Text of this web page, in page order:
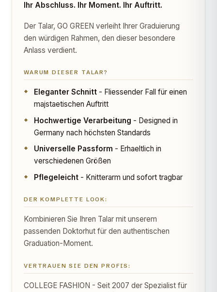
Ihr Abschluss. Ihr Moment. Ihr Auftritt.
Der Talar, GO GREEN verleiht Ihrer Graduierung
den würdigen Rahmen, den dieser besondere
Anlass verdient.
WARUM DIESER TALAR?
Eleganter Schnitt- Fliessender Fall für einen
majstaetischen Auftritt
Hochwertige Verarbeitung - Designed in
Germany nach höchsten Standards
Universelle Passform - Erhaeltlich in
verschiedenen Größen
Pflegeleicht- Knitterarm und sofort tragbar
DER KOMPLETTE LOOK:
Kombinieren Sie Ihren Talar mit unserem
passenden Doktorhut für den authentischen
Graduation-Moment.
VERTRAUEN SIE DEN PROFIS:
COLLEGE FASHION - Seit 2007 der Spezialist für